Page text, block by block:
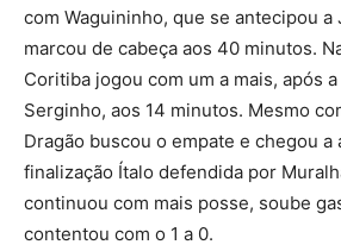
com Waguininho, que se antecipou a
marcou de cabeça aos 40 minutos.
Coritiba jogou com um a mais, após
Serginho, aos 14 minutos. Mesmo
Dragão buscou o empate e chegou a
finalização Ítalo defendida por
continuou com mais posse, soube
contentou com o 1 a 0.